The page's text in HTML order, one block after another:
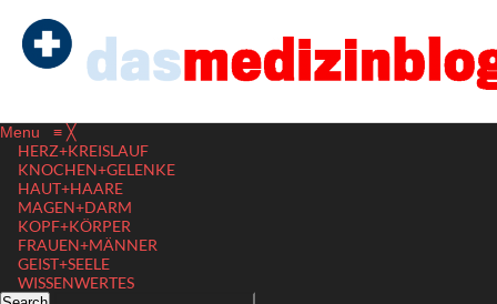
Menu ≡ ╳
HERZ+KREISLAUF
KNOCHEN+GELENKE
HAUT+HAARE
MAGEN+DARM
KOPF+KÖRPER
FRAUEN+MÄNNER
GEIST+SEELE
WISSENWERTES